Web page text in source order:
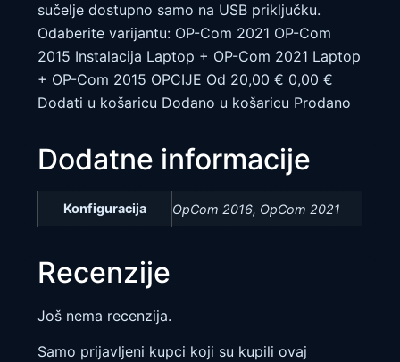
sučelje dostupno samo na USB priključku.
Odaberite varijantu: OP-Com 2021 OP-Com
2015 Instalacija Laptop + OP-Com 2021 Laptop
+ OP-Com 2015 OPCIJE Od 20,00 € 0,00 €
Dodati u košaricu Dodano u košaricu Prodano
Dodatne informacije
Konfiguracija OpCom 2016, OpCom 2021
Recenzije
Još nema recenzija.
Samo prijavljeni kupci koji su kupili ovaj